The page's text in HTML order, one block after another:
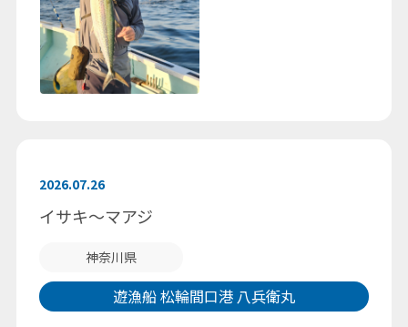
2026.07.26
イサキ～マアジ
神奈川県
遊漁船 松輪間口港 八兵衛丸